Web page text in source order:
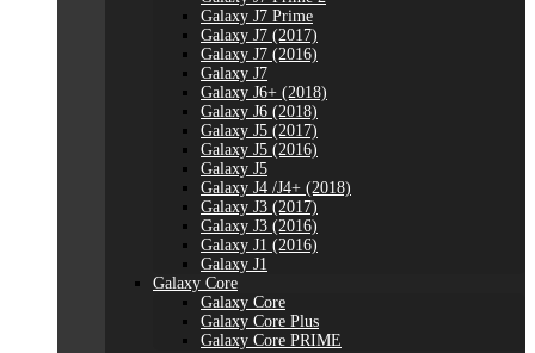
Galaxy J7 Prime
Galaxy J7 (2017)
Galaxy J7 (2016)
Galaxy J7
Galaxy J6+ (2018)
Galaxy J6 (2018)
Galaxy J5 (2017)
Galaxy J5 (2016)
Galaxy J5
Galaxy J4 /J4+ (2018)
Galaxy J3 (2017)
Galaxy J3 (2016)
Galaxy J1 (2016)
Galaxy J1
Galaxy Core
Galaxy Core
Galaxy Core Plus
Galaxy Core PRIME